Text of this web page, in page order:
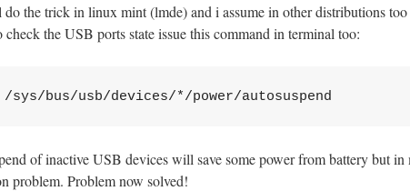
the trick in linux mint (lmde) and i assume in other distributions too
check the USB ports state issue this command in terminal too:
sys/bus/usb/devices/*/power/autosuspend
of inactive USB devices will save some power from battery but
problem. Problem now solved!